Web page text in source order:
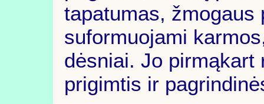
tapatumas, žmogaus
suformuojami
dėsniai. Jo pirmąkart
prigimtis ir